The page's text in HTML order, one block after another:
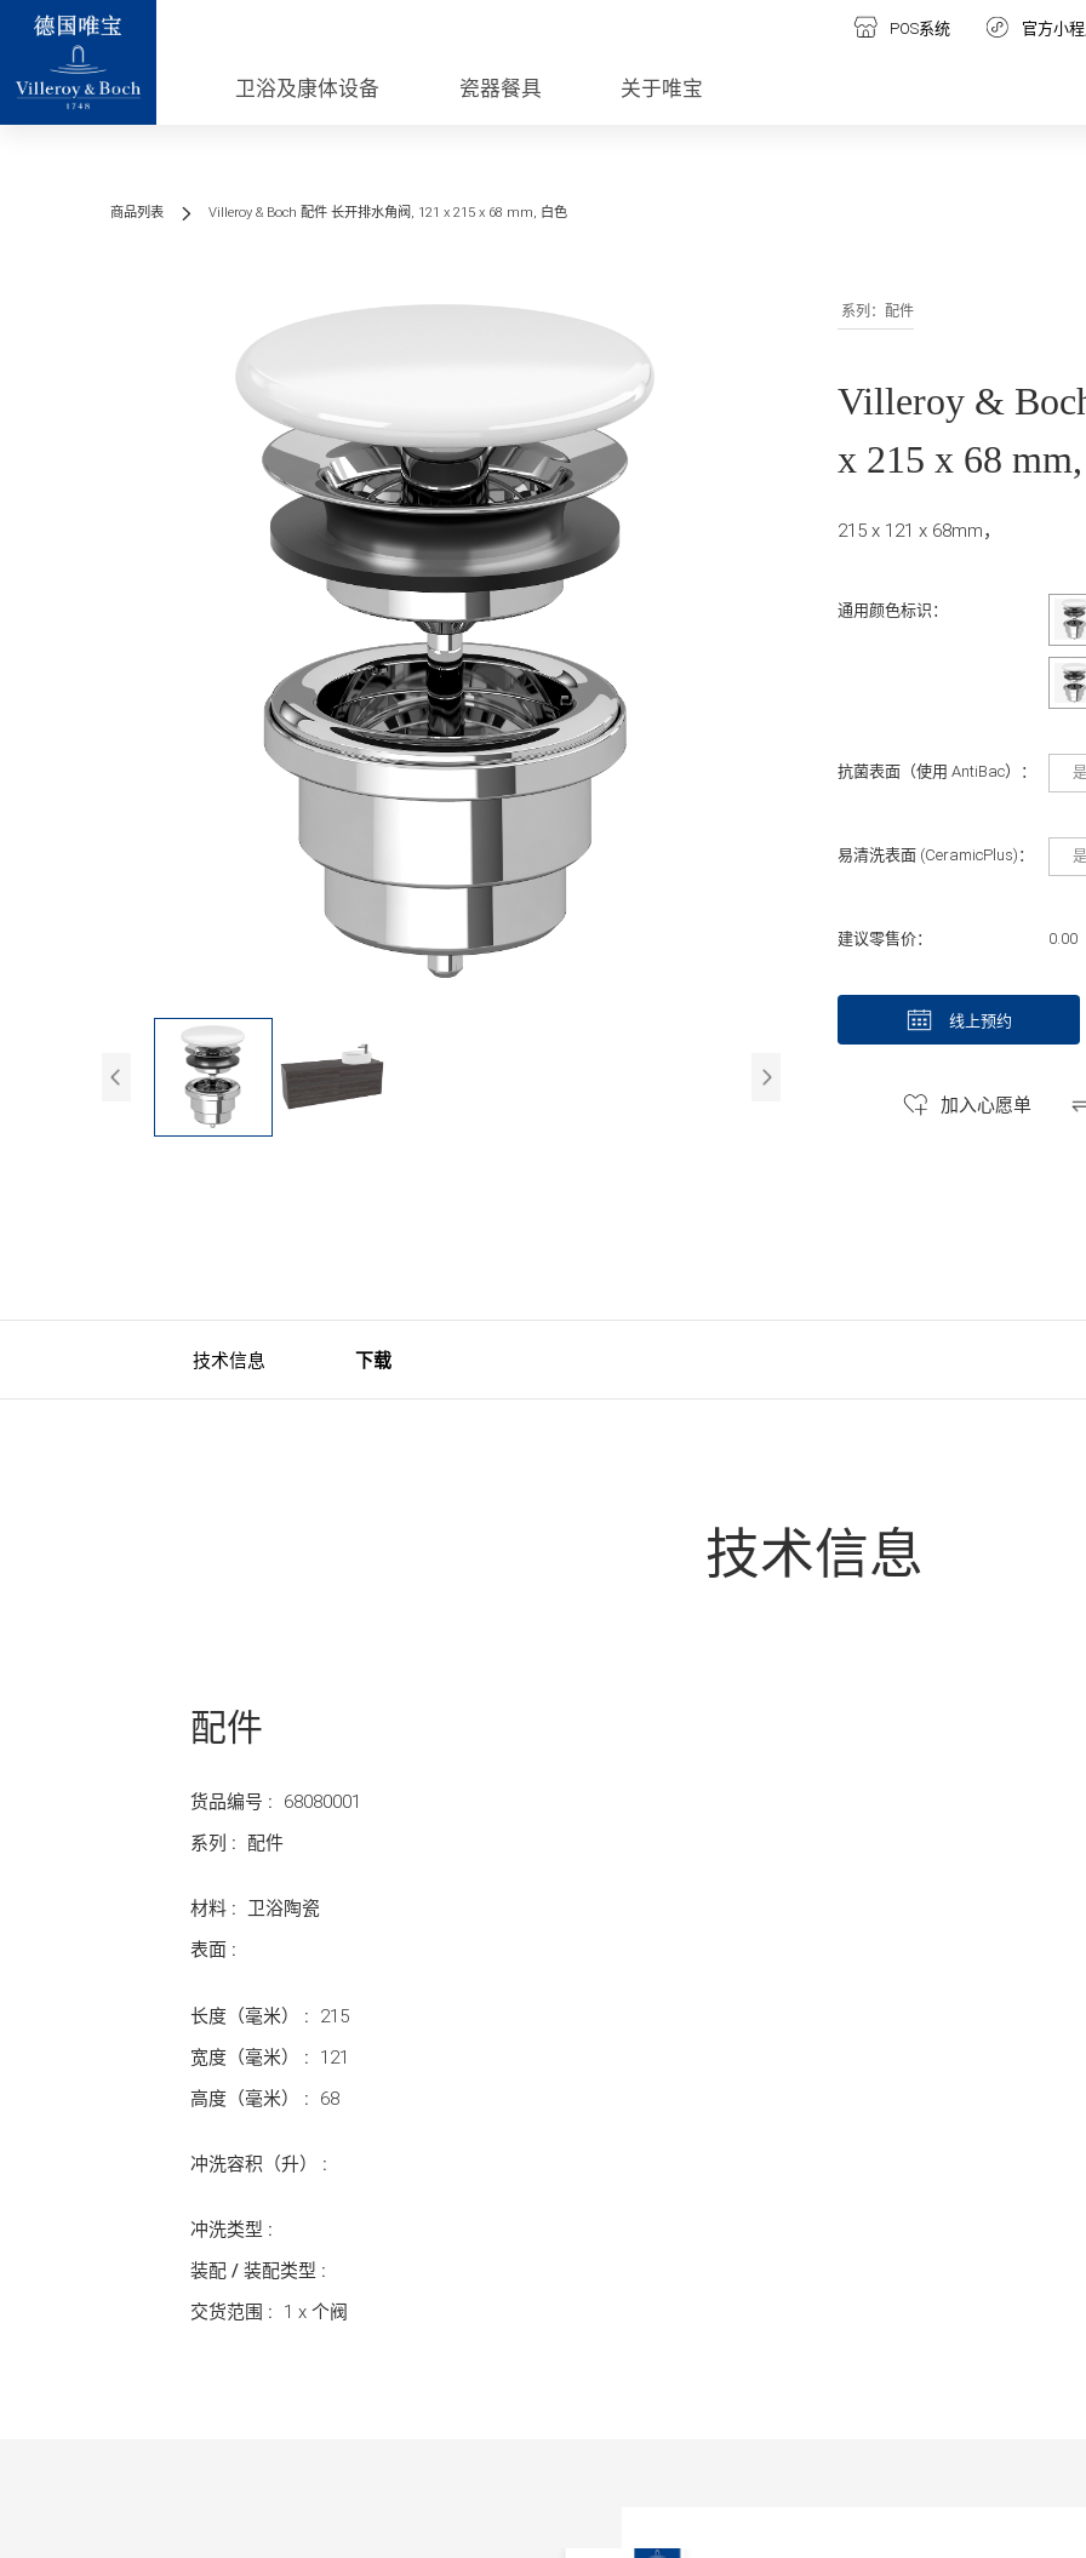
POS系统 官方小
卫浴及康体设备 瓷器餐具 关于唯宝
商品列表 Villeroy & Boch 配件 长开排水角阀, 121 x 215 x 68 mm, 白色
系列：配件
Villeroy &
x 215 x 68
215 x 121 x 68mm，
通用颜色标识：
抗菌表面（使用 AntiBac）：
易清洗表面 (CeramicPlus)：
建议零售价： 0.00
线上预约
加入心愿单
技术信息 下载
技术信息
配件
货品编号 :
68080001
系列 : 配件
材料 :
卫浴陶瓷
表面 :
长度（毫米） :
215
宽度（毫米） :
121
高度（毫米） :
68
冲洗容积（升） :
冲洗类型 :
装配 / 装配类型 :
交货范围 :
1 x 个阀